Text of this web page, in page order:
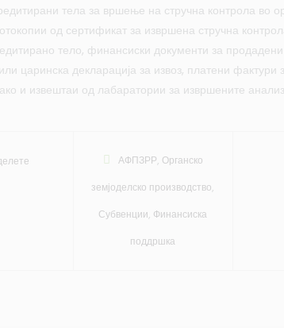
тела за вршење на стручна контрола во
од сертификат за извршена стручна
тело, финансиски документи за
царинска декларација за извоз, платени фактури
и извештаи од лабаратории за извршените
АФПЗРР, Органско
земјоделско производство,
Субвенции, Финансиска
поддршка